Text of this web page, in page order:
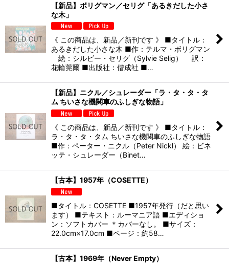
【新品】ボリグマン／セリグ「あるきだした小さ
な木」
《 この商品は、新品／新刊です 》 ■タイトル：
あるきだした小さな木 ■作：テルマ・ボリグマン
絵：シルビー・セリグ（Sylvie Selig） 訳：
花輪莞爾 ■出版社：偕成社 ■…
【新品】ニクル／シュレーダー「ラ・タ・タ・タ
ム ちいさな機関車のふしぎな物語」
《 この商品は、新品／新刊です 》 ■タイトル：
ラ・タ・タ・タム ちいさな機関車のふしぎな物語
■作：ペーター・ニクル（Peter Nickl） 絵：ビネ
ッテ・シュレーダー（Binet…
【古本】1957年（COSETTE）
■タイトル：COSETTE ■1957年発行（だと思い
ます） ■テキスト：ルーマニア語 ■エディショ
ン：ソフトカバー ＊カバーなし。 ■サイズ：
22.0cm×17.0cm ■ページ：約58…
【古本】1969年（Never Empty）